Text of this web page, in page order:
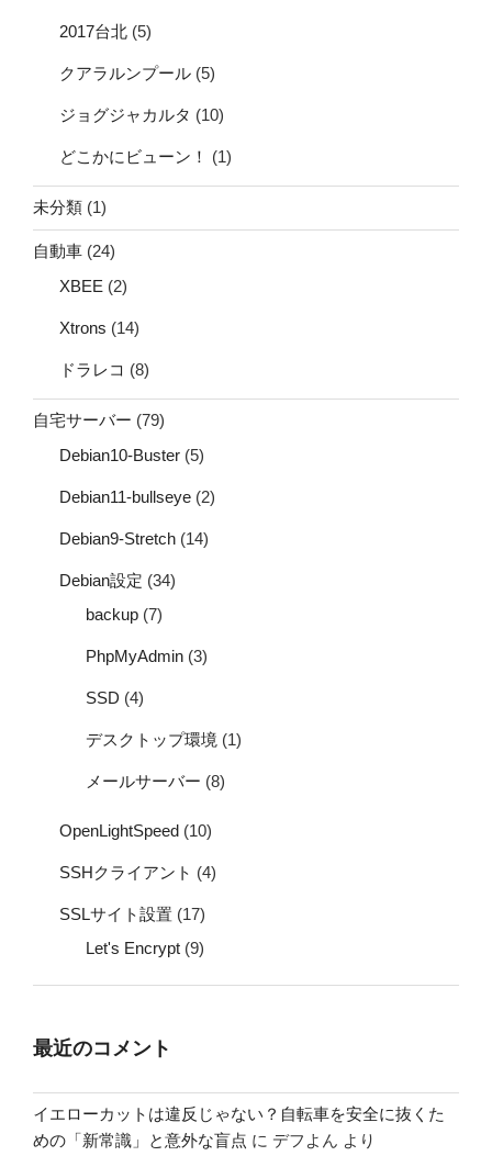
2017台北 (5)
クアラルンプール (5)
ジョグジャカルタ (10)
どこかにビューン！ (1)
未分類 (1)
自動車 (24)
XBEE (2)
Xtrons (14)
ドラレコ (8)
自宅サーバー (79)
Debian10-Buster (5)
Debian11-bullseye (2)
Debian9-Stretch (14)
Debian設定 (34)
backup (7)
PhpMyAdmin (3)
SSD (4)
デスクトップ環境 (1)
メールサーバー (8)
OpenLightSpeed (10)
SSHクライアント (4)
SSLサイト設置 (17)
Let's Encrypt (9)
最近のコメント
イエローカットは違反じゃない？自転車を安全に抜くた
めの「新常識」と意外な盲点 に デフよん より